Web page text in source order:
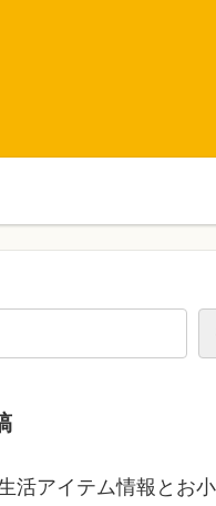
活アイテム情報とお